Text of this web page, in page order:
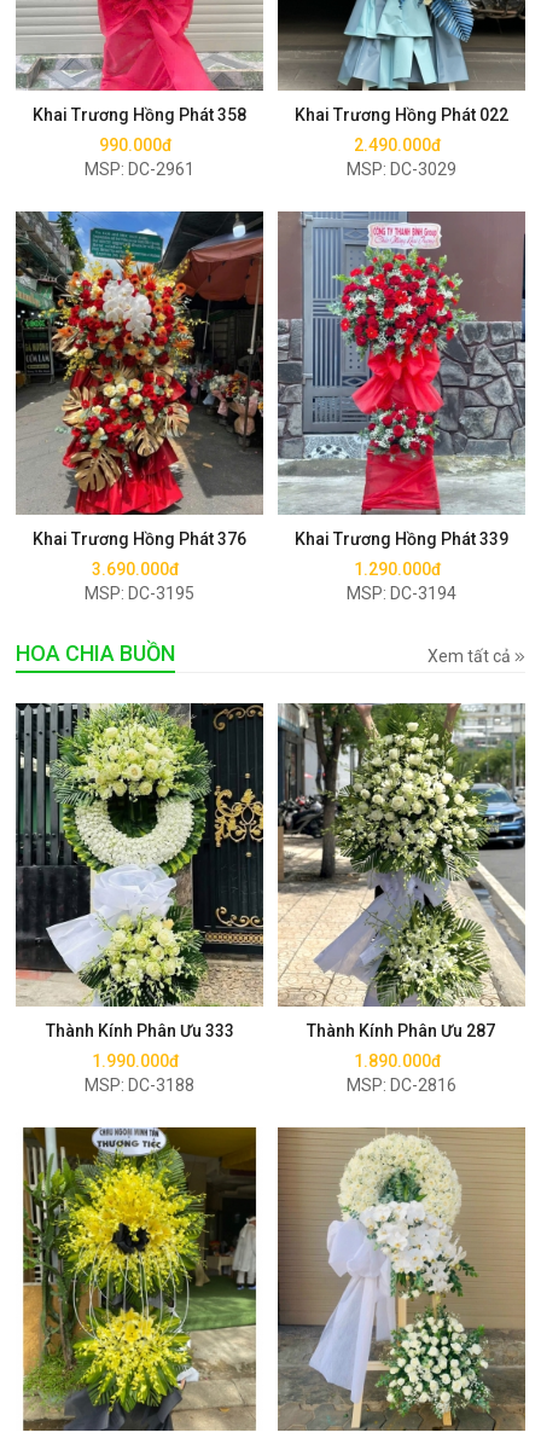
Khai Trương Hồng Phát 358
990.000đ
MSP: DC-2961
Mua ngay
Khai Trương Hồng Phát 022
2.490.000đ
MSP: DC-3029
Mua ngay
Khai Trương Hồng Phát 376
3.690.000đ
MSP: DC-3195
Mua ngay
Khai Trương Hồng Phát 339
1.290.000đ
MSP: DC-3194
Mua ngay
HOA CHIA BUỒN Xem tất cả
Thành Kính Phân Ưu 333
1.990.000đ
MSP: DC-3188
Mua ngay
Thành Kính Phân Ưu 287
1.890.000đ
MSP: DC-2816
Mua ngay
Mua ngay Mua ngay